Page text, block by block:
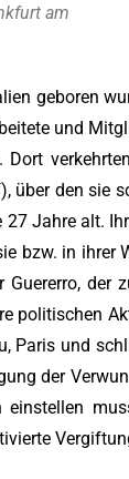
am
geboren
und
über den
Jahre alt.
bzw. in ihrer
politischen
Paris und
der